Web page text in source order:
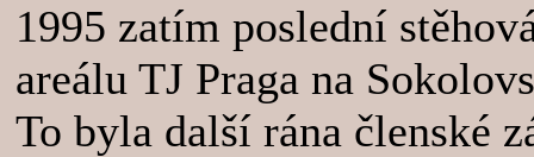
1995 zatím poslední
areálu TJ Praga na
To byla další rána členské